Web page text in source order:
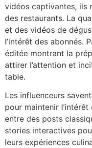
vidéos captivantes, ils
des restaurants. La
et des vidéos de
l’intérêt des abonnés.
éditée montrant la
attirer l’attention et
table.
Les influenceurs
pour maintenir
entre des posts
stories interactives
leurs expériences